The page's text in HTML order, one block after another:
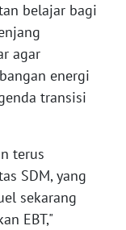
belajar bagi
agar
energi
transisi
terus
SDM, yang
sekarang
EBT,"